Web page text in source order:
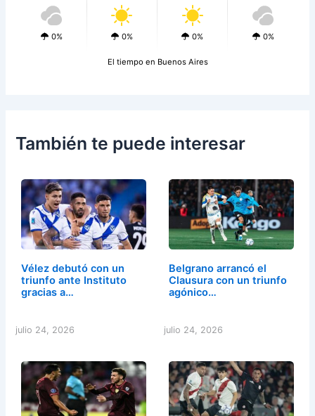
0% 0% 0% 0%
El tiempo en Buenos Aires
También te puede interesar
Vélez debutó con un
triunfo ante Instituto
gracias a…
julio 24, 2026
Belgrano arrancó el
Clausura con un triunfo
agónico…
julio 24, 2026